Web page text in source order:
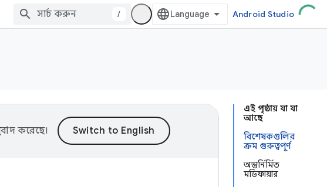
/ Android Studio
এই পৃষ্ঠায় যা যা
আছে
বিশেষকগুলির
ক্রম গুরুত্বপূর্ণ
অন্তর্নির্মিত
মডিফায়ার
করেছে।